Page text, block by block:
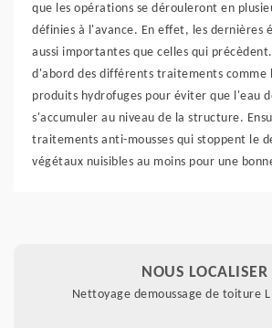
que les opérations se dérouleront en
définies à l'avance. En effet, les dernières
aussi importantes que celles qui
d'abord des différents traitements comme
produits hydrofuges pour éviter que l'eau
s'accumuler au niveau de la structure.
traitements anti-mousses qui stoppent le
végétaux nuisibles au moins pour une
NOUS LOCALISER
Nettoyage demoussage de toiture